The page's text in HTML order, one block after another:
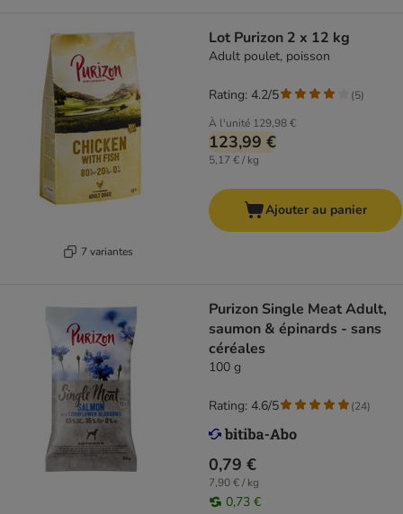
7 variantes
Lot Purizon 2 x 12 kg
Adult poulet, poisson
À l'unité 129,98 €
123,99 €
5,17 € / kg
Rating: 4.2/5 (5)
Ajouter au panier
Purizon Single Meat Adult,
saumon & épinards - sans
céréales
100 g
0,79 €
7,90 € / kg
0,73 €
Rating: 4.6/5 (24)